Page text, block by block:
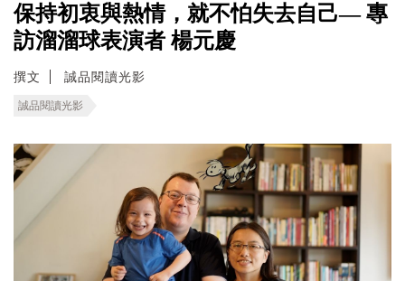
保持初衷與熱情，就不怕失去自己— 專
訪溜溜球表演者 楊元慶
撰文 誠品閱讀光影
誠品閱讀光影